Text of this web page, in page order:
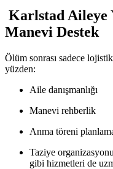
Karlstad Aileye
Manevi Destek
Ölüm sonrası sadece
yüzden:
Aile danışmanlığı
Manevi rehberlik
Anma töreni
Taziye organizasyonu
gibi hizmetleri de